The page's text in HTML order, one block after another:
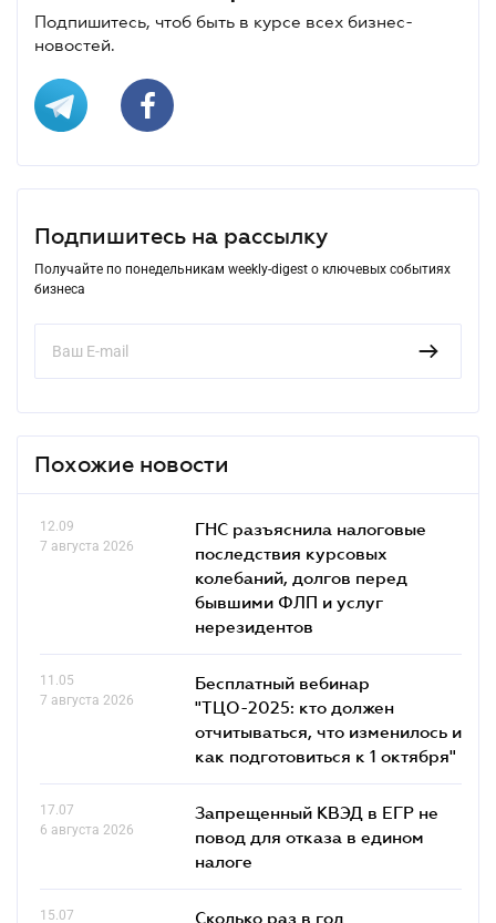
Подпишитесь, чтоб быть в курсе всех бизнес-
новостей.
Подпишитесь на рассылку
Получайте по понедельникам weekly-digest о ключевых событиях
бизнеса
Похожие новости
12.09
7 августа 2026
ГНС разъяснила налоговые
последствия курсовых
колебаний, долгов перед
бывшими ФЛП и услуг
нерезидентов
11.05
7 августа 2026
Бесплатный вебинар
"ТЦО-2025: кто должен
отчитываться, что изменилось и
как подготовиться к 1 октября"
17.07
6 августа 2026
Запрещенный КВЭД в ЕГР не
повод для отказа в едином
налоге
15.07
Сколько раз в год